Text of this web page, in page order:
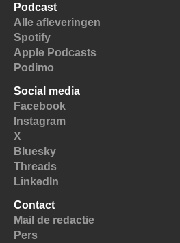
Podcast
Alle afleveringen
Spotify
Apple Podcasts
Podimo
Social media
Facebook
Instagram
X
Bluesky
Threads
LinkedIn
Contact
Mail de redactie
Pers